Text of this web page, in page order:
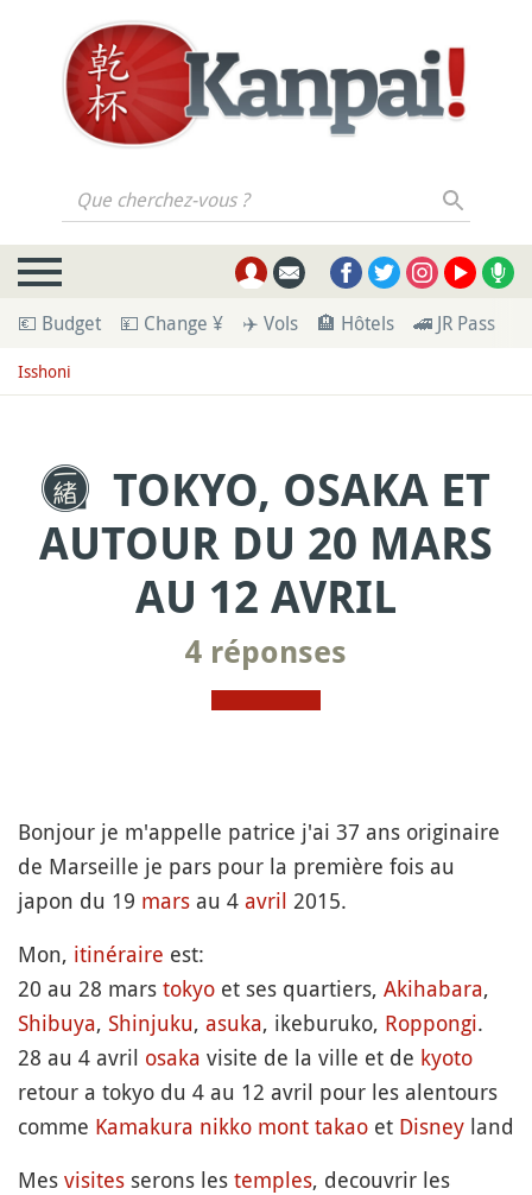
Que cherchez-vous ?
💶 Budget 💴 Change ¥ ✈️ Vols 🏨 Hôtels 🚄 JR Pass
Isshoni
TOKYO, OSAKA ET
AUTOUR DU 20 MARS
AU 12 AVRIL
4 réponses
Bonjour je m'appelle patrice j'ai 37 ans originaire
de Marseille je pars pour la première fois au
japon du 19 mars au 4 avril 2015.
Mon, itinéraire est:
20 au 28 mars tokyo et ses quartiers, Akihabara,
Shibuya, Shinjuku, asuka, ikeburuko, Roppongi.
28 au 4 avril osaka visite de la ville et de kyoto
retour a tokyo du 4 au 12 avril pour les alentours
comme Kamakura nikko mont takao et Disney land
Mes visites serons les temples, decouvrir les